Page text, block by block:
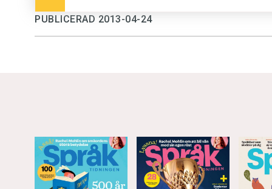
PUBLICERAD 2013-04-24